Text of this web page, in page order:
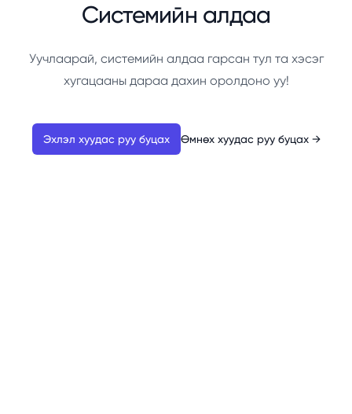
Системийн алдаа
Уучлаарай, системийн алдаа гарсан тул та хэсэг
хугацааны дараа дахин оролдоно уу!
Эхлэл хуудас руу буцах Өмнөх хуудас руу буцах →